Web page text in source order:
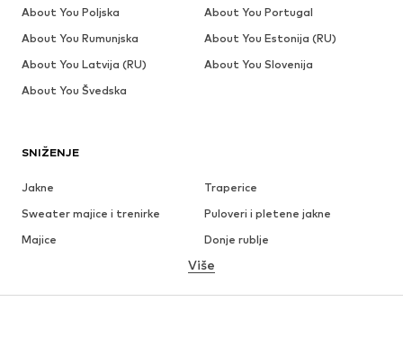
SNIŽENJE
Jakne
Traperice
Sweater majice i trenirke
Puloveri i pletene jakne
Majice
Donje rublje
Košulje
Više
About You Poljska
About You Portugal
About You Rumunjska
About You Estonija (RU)
About You Latvija (RU)
About You Slovenija
About You Švedska